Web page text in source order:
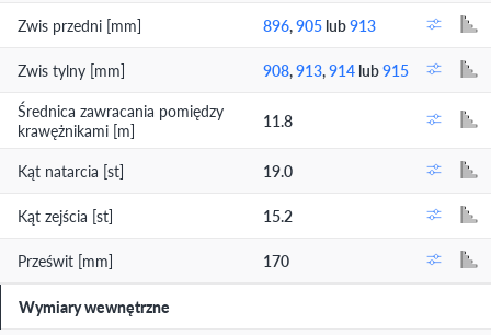
Zwis przedni [mm] 896,905 lub913
Zwis tylny [mm] 908,913,914 lub915
Średnica zawracania pomiędzy
krawężnikami [m]
11.8
Kąt natarcia [st] 19.0
Kąt zejścia [st] 15.2
Prześwit [mm] 170
Wymiary wewnętrzne